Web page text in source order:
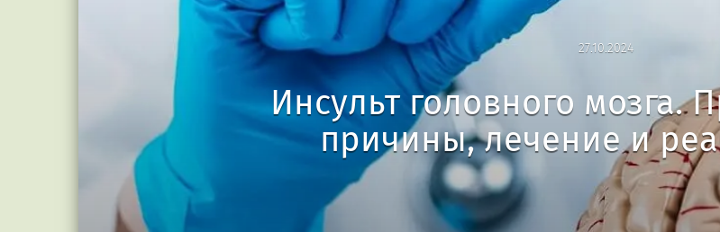
27.10.2024
Инсульт головного мозга.
причины, лечение и